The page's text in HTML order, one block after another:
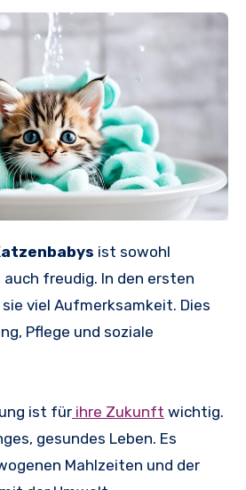
ist sowohl
freudig. In den ersten
viel Aufmerksamkeit. Dies
Pflege und soziale
ist für ihre Zukunft wichtig.
gesundes Leben. Es
Mahlzeiten und der